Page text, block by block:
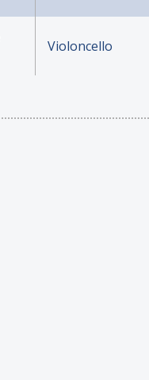
Violoncello